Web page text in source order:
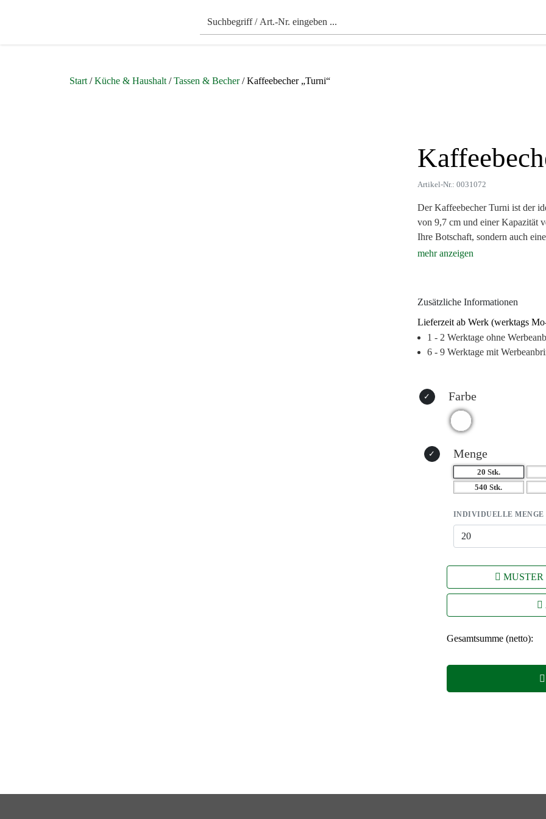
Start /Küche & Haushalt /Tassen & Becher/ Kaffeebecher „Turni“
Artikel-Nr.: 0031072
Der Kaffeebecher Turni ist der
von 9,7 cm und einer Kapazität
Ihre Botschaft, sondern auch
Der elegante, weiße Becher
Bezug zu Ihrem Unternehmen.
haptische Werbeträger wie
Markenidentität, das den Alltag
ansprechend präsentiert.
– Hochwertiger Druck für
– Praktisch, alltagsnah und
– Individuelle
– Eignet sich perfekt für die
Zusätzliche Informationen
Lieferzeit ab Werk (werktags
1 - 2 Werktage ohne
6 - 9 Werktage mit
Farbe
Menge
20 Stk.
540 Stk.
INDIVIDUELLE MENGE
MUSTER
Gesamtsumme (netto):